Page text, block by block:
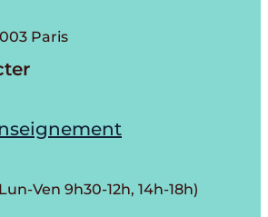
Paris
Ven 9h30-12h, 14h-18h)